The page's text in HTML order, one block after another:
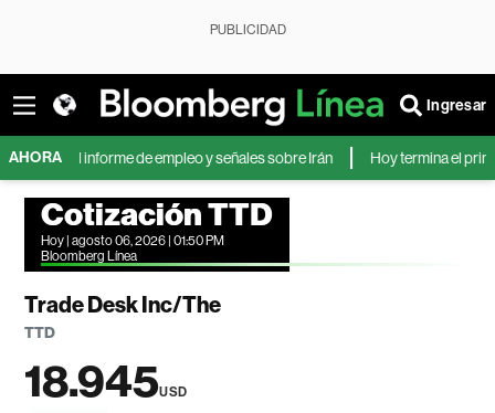
PUBLICIDAD
Ingresar
AHORA
el informe de empleo y señales sobre Irán Hoy termina el primer
Cotización TTD
Hoy | agosto 06, 2026 | 01:50 PM
Bloomberg Línea
Trade Desk Inc/The
TTD
18.945USD